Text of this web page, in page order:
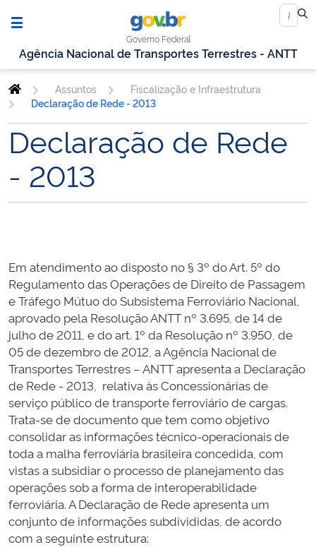
Governo Federal
Agência Nacional de Transportes Terrestres - ANTT
Assuntos
Fiscalização e Infraestrutura
Declaração de Rede - 2013
Declaração de Rede
- 2013
Em atendimento ao disposto no § 3º do Art. 5º do
Regulamento das Operações de Direito de Passagem
e Tráfego Mútuo do Subsistema Ferroviário Nacional,
aprovado pela Resolução ANTT nº 3.695, de 14 de
julho de 2011, e do art. 1º da Resolução nº 3.950, de
05 de dezembro de 2012, a Agência Nacional de
Transportes Terrestres – ANTT apresenta a Declaração
de Rede - 2013, relativa às Concessionárias de
serviço público de transporte ferroviário de cargas.
Trata-se de documento que tem como objetivo
consolidar as informações técnico-operacionais de
toda a malha ferroviária brasileira concedida, com
vistas a subsidiar o processo de planejamento das
operações sob a forma de interoperabilidade
ferroviária. A Declaração de Rede apresenta um
conjunto de informações subdivididas, de acordo
com a seguinte estrutura: